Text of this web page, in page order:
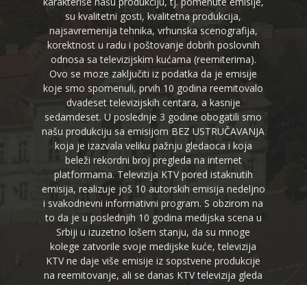
su kvalitetni gosti, kvalitetna produkcija,
najsavremenija tehnika, vrhunska scenografija,
korektnost u radu i poštovanje dobrih poslovnih
odnosa sa televizijskim kućama (reemiterima).
Ovo se moze zaključiti iz podatka da je emisije
koje smo spomenuli, prvih 10 godina reemitovalo
dvadeset televizijskih centara, a kasnije
sedamdeset. U poslednje 3 godine obogatili smo
našu produkciju sa emisijom BEZ USTRUČAVANJA
koja je izazvala veliku pažnju gledaoca i koja
beleži rekordni broj pregleda na internet
platformama. Televizija KTV pored istaknutih
emisija, realizuje još 10 autorskih emisija nedeljno
i svakodnevni informativni program. S obzirom na
to da je u poslednjih 10 godina medijska scena u
Srbiji u izuzetno lošem stanju, da su mnoge
kolege zatvorile svoje medijske kuće, televizija
KTV ne daje više emisije iz sopstvene produkcije
na reemitovanje, ali se danas KTV televizija gleda